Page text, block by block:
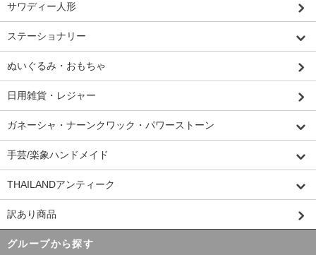
サワディー人形
ステーショナリー
ぬいぐるみ・おもちゃ
日用雑貨・レジャー
ガネーシャ・ナーンクワック・パワーストーン
手芸/楽象ハンドメイド
THAILANDアンティーク
訳あり商品
グループから探す